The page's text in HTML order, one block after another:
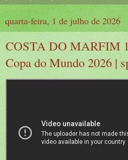
quarta-feira, 1 de julho de 2026
COSTA DO MARFIM
Copa do Mundo 2026 |